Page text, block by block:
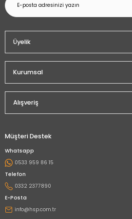
Üyelik
Kurumsal
Alışveriş
Müşteri Destek
Whatsapp
0533 959 86 15
Telefon
0332 2377890
E-Posta
info@hsp.com.tr